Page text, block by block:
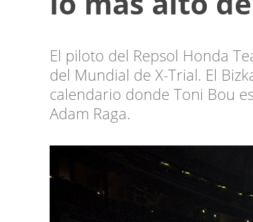
El piloto del Repsol Honda
del Mundial de X-Trial. El
calendario donde Toni Bou
Adam Raga.